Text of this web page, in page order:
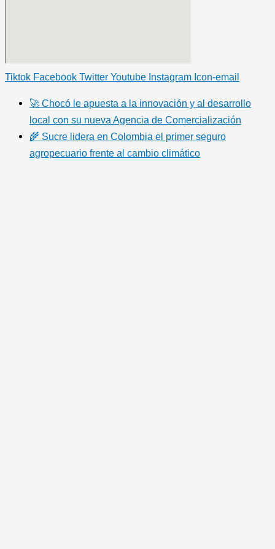
Tiktok Facebook Twitter Youtube Instagram Icon-email
🚀 Chocó le apuesta a la innovación y al desarrollo
local con su nueva Agencia de Comercialización
🌾 Sucre lidera en Colombia el primer seguro
agropecuario frente al cambio climático